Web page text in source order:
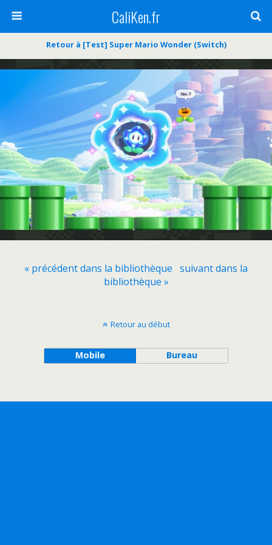
CaliKen.fr
Retour à [Test] Super Mario Wonder (Switch)
« précédent dans la bibliothèque suivant dans la
bibliothèque »
Retour au début
Mobile Bureau